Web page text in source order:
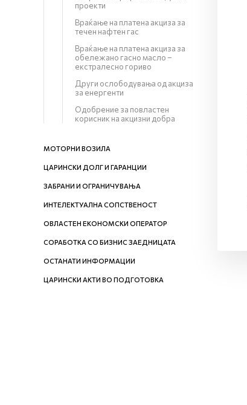
проекти
Враќање на платена акциза за
течен нафтен гас
Враќање на платена акциза за
обележано гасно масло –
екстралесно гориво
Други ослободувања од акциза
за енергенти
Одобрение за повластен
корисник на акцизни добра
МОТОРНИ ВОЗИЛА
ЦАРИНСКИ ДОЛГ И ГАРАНЦИИ
ЗАБРАНИ И ОГРАНИЧУВАЊА
ИНТЕЛЕКТУАЛНА СОПСТВЕНОСТ
ОВЛАСТЕН ЕКОНОМСКИ ОПЕРАТОР
СОРАБОТКА СО БИЗНИС ЗАЕДНИЦАТА
ОСТАНАТИ ИНФОРМАЦИИ
ЦАРИНСКИ АКТИ ВО ПОДГОТОВКА